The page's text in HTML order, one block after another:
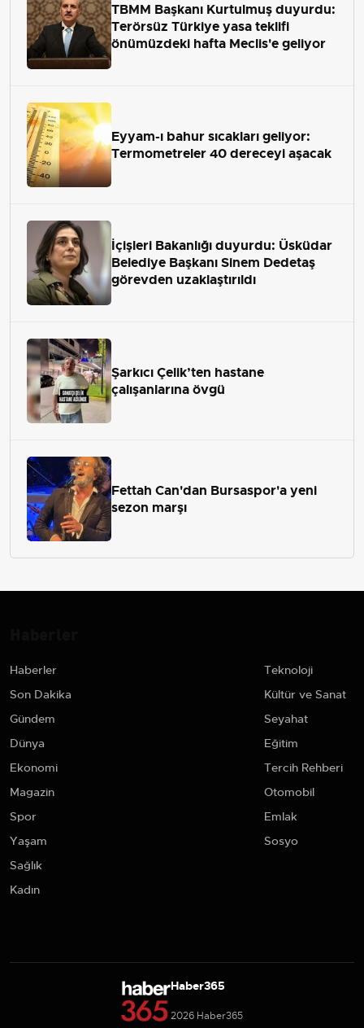
TBMM Başkanı Kurtulmuş duyurdu:
Terörsüz Türkiye yasa teklifi
önümüzdeki hafta Meclis'e geliyor
Eyyam-ı bahur sıcakları geliyor:
Termometreler 40 dereceyi aşacak
İçişleri Bakanlığı duyurdu: Üsküdar
Belediye Başkanı Sinem Dedetaş
görevden uzaklaştırıldı
Şarkıcı Çelik’ten hastane
çalışanlarına övgü
Fettah Can'dan Bursaspor'a yeni
sezon marşı
Haberler
Son Dakika
Gündem
Dünya
Ekonomi
Magazin
Spor
Yaşam
Sağlık
Kadın
Teknoloji
Kültür ve Sanat
Seyahat
Eğitim
Tercih Rehberi
Otomobil
Emlak
Sosyo
Haber365
2026 Haber365